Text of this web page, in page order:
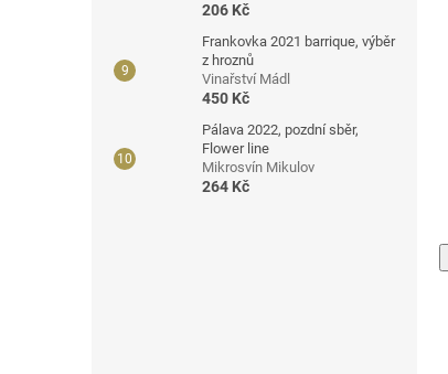
206 Kč
Frankovka 2021 barrique, výběr
z hroznů
Vinařství Mádl
450 Kč
Pálava 2022, pozdní sběr,
Flower line
Mikrosvín Mikulov
264 Kč